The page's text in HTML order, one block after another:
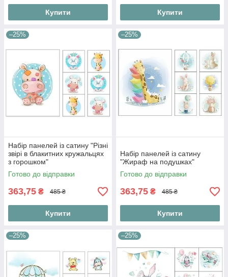
Купити Купити
–25%
Набір панелей із сатину "Різні
звірі в блакитних кружальцях
з горошком"
Готово до відправки
363,75 ₴ 485 ₴
Купити
–25%
Набір панелей із сатину
"Жираф на подушках"
Готово до відправки
363,75 ₴ 485 ₴
Купити
–25% –25%